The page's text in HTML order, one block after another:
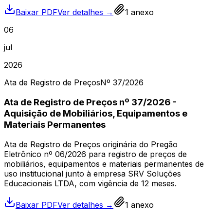
Baixar PDFVer detalhes → 1 anexo
06
jul
2026
Ata de Registro de PreçosNº 37/2026
Ata de Registro de Preços nº 37/2026 -
Aquisição de Mobiliários, Equipamentos e
Materiais Permanentes
Ata de Registro de Preços originária do Pregão
Eletrônico nº 06/2026 para registro de preços de
mobiliários, equipamentos e materiais permanentes de
uso institucional junto à empresa SRV Soluções
Educacionais LTDA, com vigência de 12 meses.
Baixar PDFVer detalhes → 1 anexo